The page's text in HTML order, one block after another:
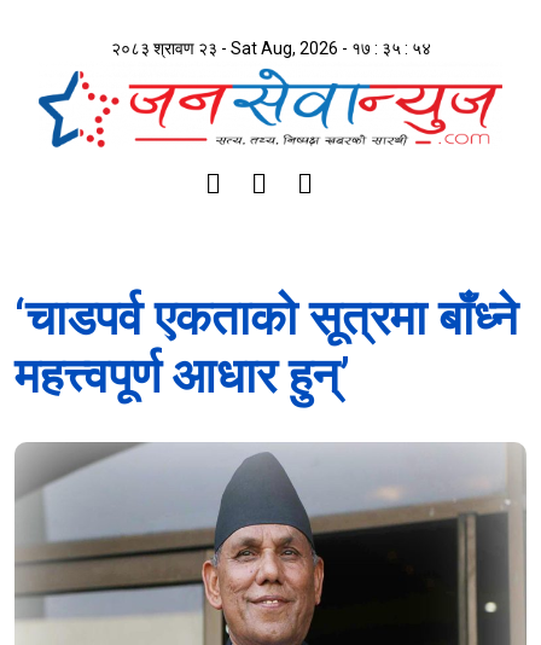
२०८३ श्रावण २३ - Sat Aug, 2026 - १७ : ३५ : ५४
‘चाडपर्व एकताको सूत्रमा बाँध्ने
महत्त्वपूर्ण आधार हुन्’